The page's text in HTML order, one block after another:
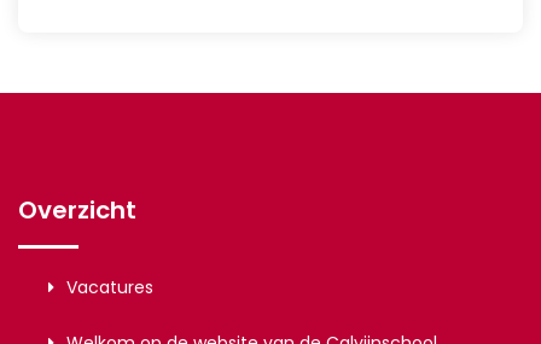
Overzicht
Vacatures